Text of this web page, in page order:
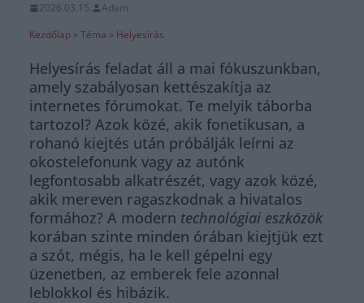
2026.03.15.
Adam
Kezdőlap » Téma » Helyesírás
Helyesírás feladat áll a mai fókuszunkban,
amely szabályosan kettészakítja az
internetes fórumokat. Te melyik táborba
tartozol? Azok közé, akik fonetikusan, a
rohanó kiejtés után próbálják leírni az
okostelefonunk vagy az autónk
legfontosabb alkatrészét, vagy azok közé,
akik mereven ragaszkodnak a hivatalos
formához? A modern technológiai eszközök
korában szinte minden órában kiejtjük ezt
a szót, mégis, ha le kell gépelni egy
üzenetben, az emberek fele azonnal
leblokkol és hibázik.